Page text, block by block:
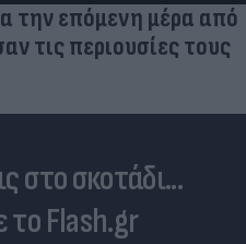
την επόμενη μέρα από
τις περιουσίες τους
στο σκοτάδι...
το Flash.gr